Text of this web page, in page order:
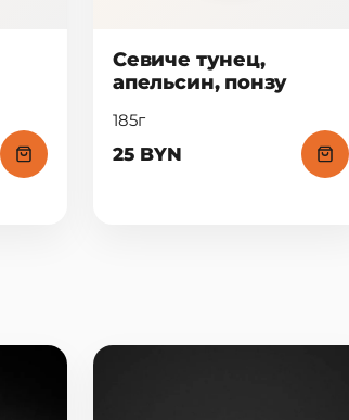
Севиче тунец,
апельсин, понзу
185г
25 BYN